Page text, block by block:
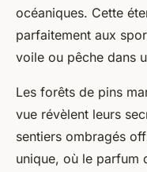
océaniques. Cette
parfaitement aux
voile ou pêche dans
Les forêts de pins
vue révèlent leurs
sentiers ombragés
unique, où le parfum